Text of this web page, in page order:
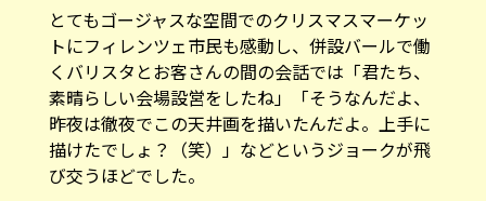
とてもゴージャスな空間でのクリスマスマーケッ
トにフィレンツェ市民も感動し、併設バールで働
くバリスタとお客さんの間の会話では「君たち、
素晴らしい会場設営をしたね」「そうなんだよ、
昨夜は徹夜でこの天井画を描いたんだよ。上手に
描けたでしょ？（笑）」などというジョークが飛
び交うほどでした。